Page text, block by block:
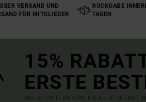
VERSAND UND
FÜR MITGLIEDER
RÜCKGABE
TAGEN
15%
ERSTE
MELDE DICH AN UND ERFAHRE ZUERST,